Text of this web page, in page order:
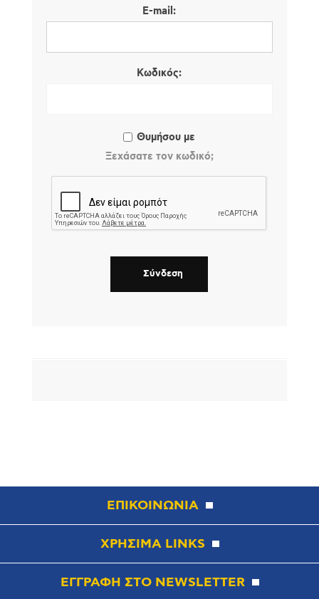
E-mail:
Κωδικός:
Θυμήσου με
Ξεχάσατε τον κωδικό;
ΕΠΙΚΟΙΝΩΝΙΑ
ΧΡΗΣΙΜΑ LINKS
ΕΓΓΡΑΦΗ ΣΤΟ NEWSLETTER